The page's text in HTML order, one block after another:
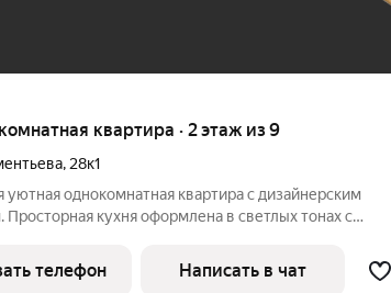
комнатная квартира · 2 этаж из 9
, 28к1
уютная однокомнатная квартира с дизайнерским
Просторная кухня оформлена в светлых тонах с
вид на улицу, солнечная сторона, что обеспечивает
телефон Написать в чат